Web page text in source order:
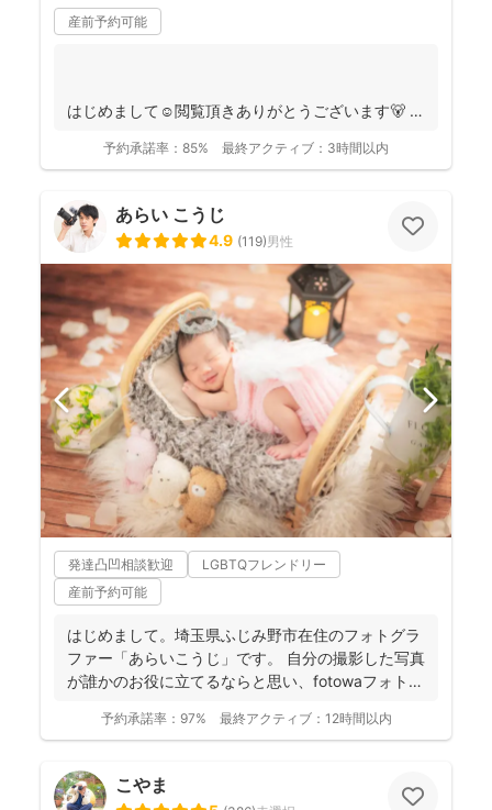
産前予約可能
はじめまして☺️閲覧頂きありがとうございます🐻
予約承諾率： 85% 最終アクティブ： 3時間以内
あらい こうじ
4.9 (119)男性
発達凸凹相談歓迎
LGBTQフレンドリー
産前予約可能
はじめまして。埼玉県ふじみ野市在住のフォトグラ
ファー「あらいこうじ」です。 自分の撮影した写真
が誰かのお役に立てるならと思い、fotowaフォトグ
予約承諾率： 97% 最終アクティブ： 12時間以内
こやま